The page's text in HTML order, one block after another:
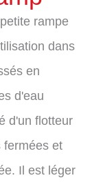
rampe
dans
en
d'eau
d'un flotteur
fermées et
Il est léger